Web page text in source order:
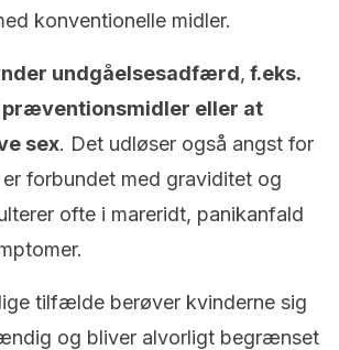
konventionelle midler.
undgåelsesadfærd, f.eks.
eller at
sex. Det udløser også angst for
forbundet med graviditet og
ofte i mareridt, panikanfald
tilfælde berøver kvinderne sig
og bliver alvorligt begrænset